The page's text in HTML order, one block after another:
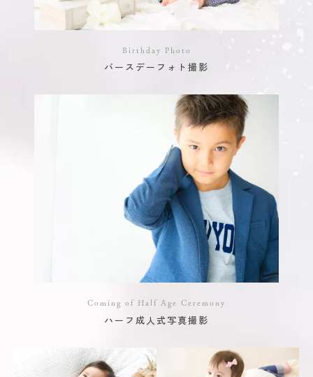
Birthday Photo
バースデーフォト撮影
Coming of Half Age Ceremony
ハーフ成人式写真撮影